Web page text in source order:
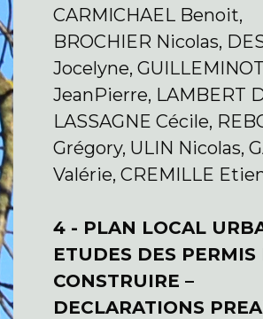
CARMICHAEL Benoit,
BROCHIER Nicolas,
Jocelyne, GUILLEMINOT
JeanPierre, LAMBERT
LASSAGNE Cécile,
Grégory, ULIN Nicolas,
Valérie, CREMILLE
4 - PLAN LOCAL
ETUDES DES PERMIS
CONSTRUIRE –
DECLARATIONS